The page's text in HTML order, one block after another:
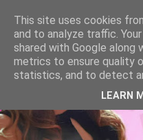
This site uses cookies
and to analyze traffic.
shared with Google along
metrics to ensure quality
statistics, and to detect
LEARN